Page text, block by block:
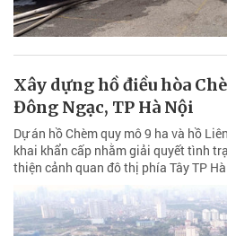
Xây dựng hồ điều hòa
Đông Ngạc, TP Hà Nội
Dự án hồ Chèm quy mô 9 ha và hồ
khai khẩn cấp nhằm giải quyết tình
thiện cảnh quan đô thị phía Tây TP